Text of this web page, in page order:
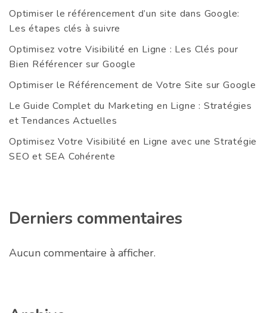
Optimiser le référencement d’un site dans Google:
Les étapes clés à suivre
Optimisez votre Visibilité en Ligne : Les Clés pour
Bien Référencer sur Google
Optimiser le Référencement de Votre Site sur Google
Le Guide Complet du Marketing en Ligne : Stratégies
et Tendances Actuelles
Optimisez Votre Visibilité en Ligne avec une Stratégie
SEO et SEA Cohérente
Derniers commentaires
Aucun commentaire à afficher.